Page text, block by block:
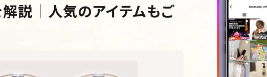
説｜人気のアイテムもご